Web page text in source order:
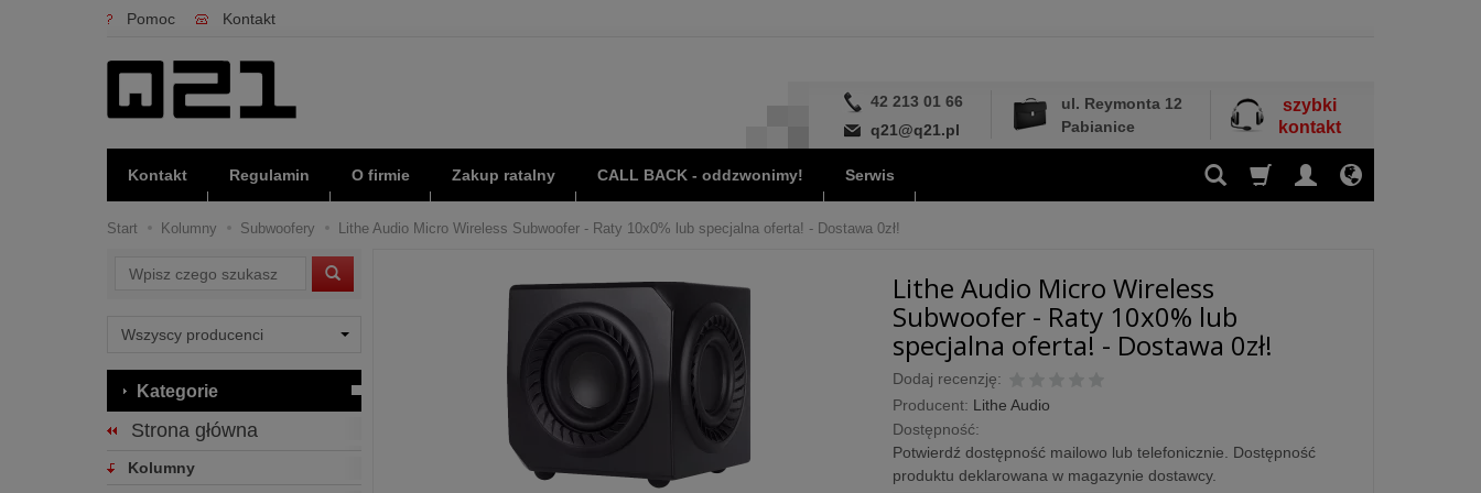
Pomoc Kontakt
42 213 01 66
q21@q21.pl
ul. Reymonta 12
Pabianice
szybki
kontakt
Kontakt Regulamin O firmie Zakup ratalny CALL BACK - oddzwonimy! Serwis
Start Kolumny Subwoofery Lithe Audio Micro Wireless Subwoofer - Raty 10x0% lub specjalna oferta! - Dostawa 0zł!
Lithe Audio Micro Wireless
Subwoofer - Raty 10x0% lub
specjalna oferta! - Dostawa 0zł!
Dodaj recenzję:
Producent: Lithe Audio
Dostępność:
Potwierdź dostępność mailowo lub telefonicznie. Dostępność
produktu deklarowana w magazynie dostawcy.
Wyszukaj
Kategorie
Strona główna
Kolumny